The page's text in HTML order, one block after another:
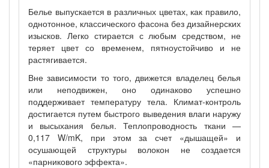
Белье выпускается в различных цветах, как правило,
однотонное, классического фасона без дизайнерских
изысков. Легко стирается с любым средством, не
теряет цвет со временем, пятноустойчиво и не
растягивается.
Вне зависимости то того, движется владелец белья
или неподвижен, оно одинаково успешно
поддерживает температуру тела. Климат-контроль
достигается путем быстрого выведения влаги наружу
и высыхания белья. Теплопроводность ткани —
0,117 W/mK, при этом за счет «дышащей» и
осушающей структуры волокон не создается
«парникового эффекта».